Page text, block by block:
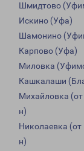
Шмидтово
Искино (Уфа)
Шамонино
Карпово (Уфа)
Миловка
Кашкалаши
Михайловка
н)
Николаевка (от
н)